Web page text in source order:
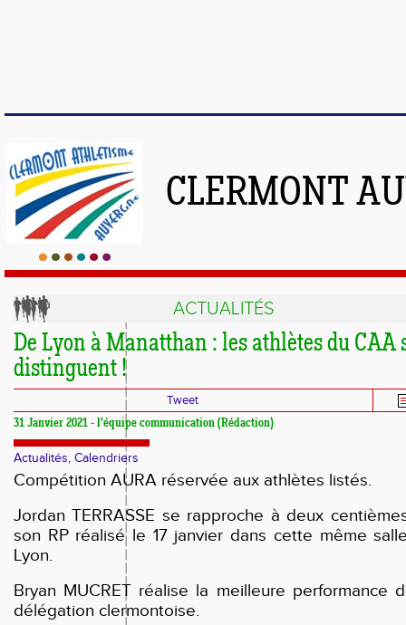
CLERMONT
ACTUALITÉS
De Lyon à Manatthan : les athlètes du CAA
distinguent !
Tweet
31 Janvier 2021 - l'équipe communication (Rédaction)
Actualités, Calendriers
Compétition AURA réservée aux athlètes listés.
Jordan TERRASSE se rapproche à deux
son RP réalisé le 17 janvier dans cette même
Lyon.
Bryan MUCRET réalise la meilleure performance
délégation clermontoise.